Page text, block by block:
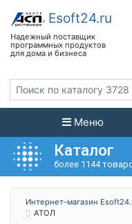
Меню
Каталог
более 1144
Интернет-магазин
АТОЛ